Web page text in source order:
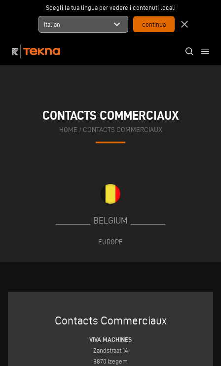
Scegli la tua lingua per vedere i contenuti locali
Italian expand_more close
CONTACTS COMMERCIAUX
HOME / CONTACTS COMMERCIAUX
BELGIUM
EUROPE
Contacts Commerciaux
VIVA MACHINES
Zandstraat 14
8870 Izegem